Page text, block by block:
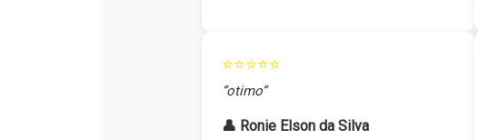
⭐⭐⭐⭐⭐
“otimo”
👤 Ronie Elson da Silva